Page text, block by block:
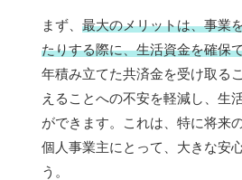
まず、 最大のメリットは、事業
たりする際に、生活資金を確保
年積み立てた共済金を受け取る
えることへの不安を軽減し、生
ができます。これは、特に将来
個人事業主にとって、大きな安
う。